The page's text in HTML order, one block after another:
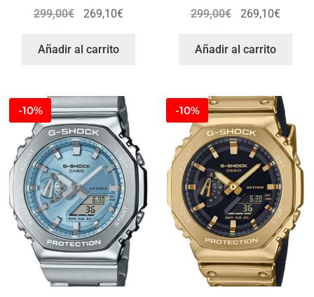
299,00€ 269,10€
Añadir al carrito
299,00€ 269,10€
Añadir al carrito
-10% -10%